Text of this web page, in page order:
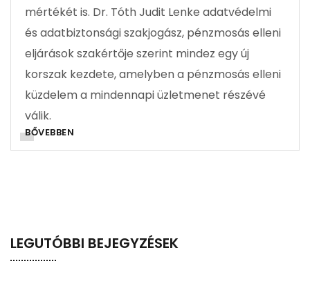
mértékét is. Dr. Tóth Judit Lenke adatvédelmi
és adatbiztonsági szakjogász, pénzmosás elleni
eljárások szakértője szerint mindez egy új
korszak kezdete, amelyben a pénzmosás elleni
küzdelem a mindennapi üzletmenet részévé
válik.
BŐVEBBEN
LEGUTÓBBI BEJEGYZÉSEK